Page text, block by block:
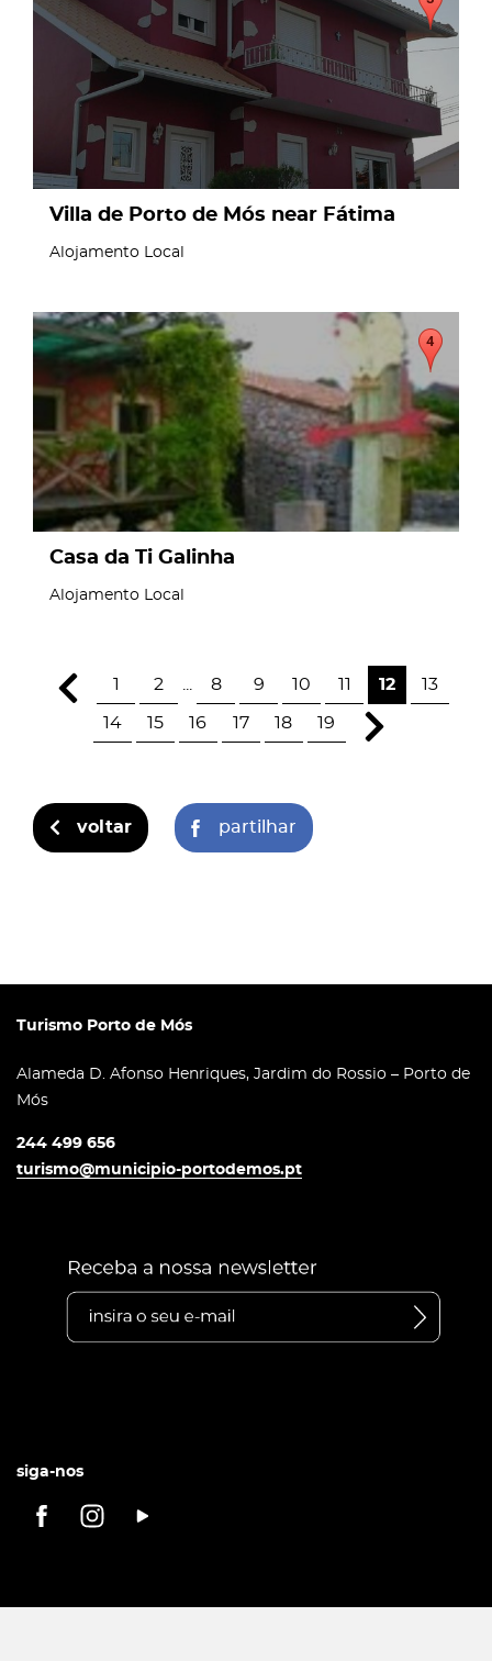
Villa de Porto de Mós near Fátima
Alojamento Local
page
Casa da Ti Galinha
Alojamento Local
1 2 8 9 10 11 12 13
14 15 16 17 18 19
voltar partilhar
Turismo Porto de Mós
Alameda D. Afonso Henriques, Jardim do Rossio – Porto de
Mós
244 499 656
turismo@municipio-portodemos.pt
siga-nos